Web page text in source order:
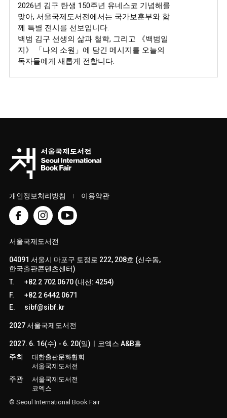
2026년 김구 탄생 150주년 유네스코 기념해를
맞아, 서울국제도서전에서는 국가보훈부와 함
께 특별 전시를 선보입니다.
백범 김구 선생의 삶과 철학, 그리고 《백범일
지》 「나의 소원」에 담긴 메시지를 오늘의
독자들에게 새롭게 전합니다.
개인정보처리방침 이용약관
서울국제도서전
04091 서울시 마포구 토정로 222, 208호 (신수동,
한국출판콘텐츠센터)
T.
+82 2 702 0670 (내선: 4254)
F.
+82 2 6442 0671
E.
sibf@sibf.kr
2027 서울국제도서전
2027. 6. 16(수) - 6. 20(일)ㅣ코엑스 A&B홀
주최
대한출판문화협회
서울국제도서전
주관
서울국제도서전
코엑스
© Seoul International Book Fair